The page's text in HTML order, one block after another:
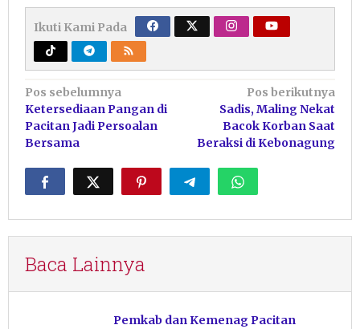
Ikuti Kami Pada
Navigasi
pos
Pos sebelumnya
Ketersediaan Pangan di
Pacitan Jadi Persoalan
Bersama
Pos berikutnya
Sadis, Maling Nekat
Bacok Korban Saat
Beraksi di Kebonagung
Baca Lainnya
Pemkab dan Kemenag Pacitan